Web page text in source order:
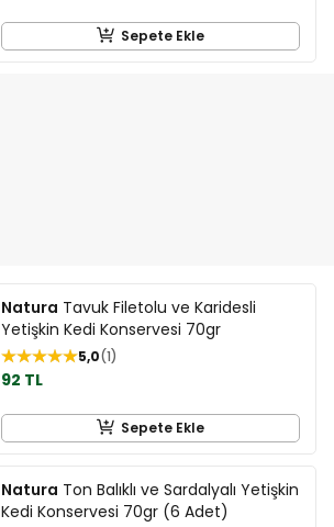
Sepete Ekle
Natura Tavuk Filetolu ve Karidesli
Yetişkin Kedi Konservesi 70gr
5,0 1
92 TL
Sepete Ekle
Natura Ton Balıklı ve Sardalyalı Yetişkin
Kedi Konservesi 70gr (6 Adet)